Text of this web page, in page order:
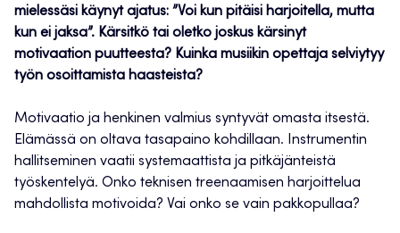
mielessäsi käynyt ajatus: ”Voi kun pitäisi harjoitella, mutta
kun ei jaksa”. Kärsitkö tai oletko joskus kärsinyt
motivaation puutteesta? Kuinka musiikin opettaja selviytyy
työn osoittamista haasteista?
Motivaatio ja henkinen valmius syntyvät omasta itsestä.
Elämässä on oltava tasapaino kohdillaan. Instrumentin
hallitseminen vaatii systemaattista ja pitkäjänteistä
työskentelyä. Onko teknisen treenaamisen harjoittelua
mahdollista motivoida? Vai onko se vain pakkopullaa?